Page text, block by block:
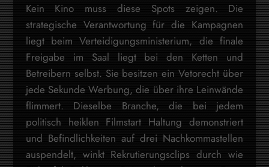
Kein Kino muss diese Spots zeigen. Die
strategische Verantwortung für die Kampagnen
liegt beim Verteidigungsministerium, die finale
Freigabe im Saal liegt bei den Ketten und
Betreibern selbst. Sie besitzen ein Vetorecht über
jede Sekunde Werbung, die über ihre Leinwände
flimmert. Dieselbe Branche, die bei jedem
politisch heiklen Filmstart Haltung demonstriert
und Befindlichkeiten auf drei Nachkommastellen
auspendelt, winkt Rekrutierungsclips durch wie